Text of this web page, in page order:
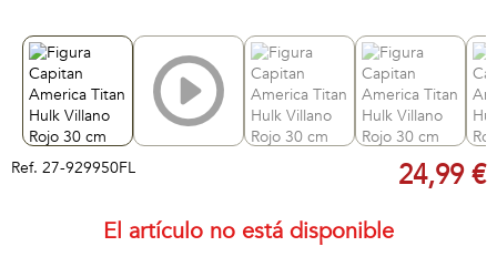
Ref. 27-929950FL 24,99 €
El artículo no está disponible